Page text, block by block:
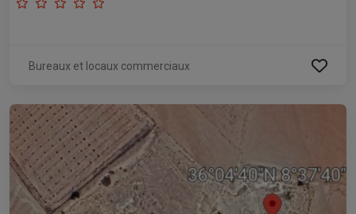
Bureaux et locaux commerciaux